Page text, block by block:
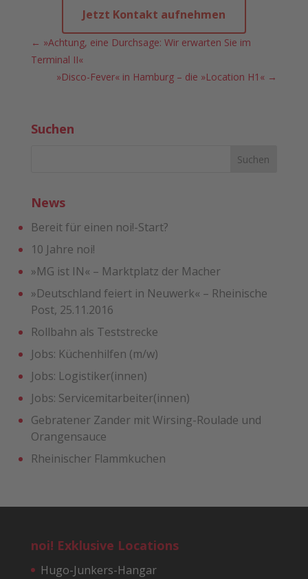
Jetzt Kontakt aufnehmen
← »Achtung, eine Durchsage: Wir erwarten Sie im
Terminal II«
»Disco-Fever« in Hamburg – die »Location H1« →
Suchen
News
Bereit für einen noi!-Start?
10 Jahre noi!
»MG ist IN« – Marktplatz der Macher
»Deutschland feiert in Neuwerk« – Rheinische
Post, 25.11.2016
Rollbahn als Teststrecke
Jobs: Küchenhilfen (m/w)
Jobs: Logistiker(innen)
Jobs: Servicemitarbeiter(innen)
Gebratener Zander mit ­Wirsing-Roulade und
Orangensauce
Rheinischer Flammkuchen
noi! Exklusive Locations
Hugo-Junkers-Hangar